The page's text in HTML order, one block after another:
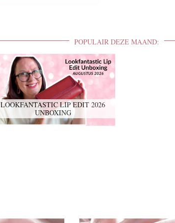
POPULAIR DEZE MAAND:
LOOKFANTASTIC LIP EDIT 2026
UNBOXING